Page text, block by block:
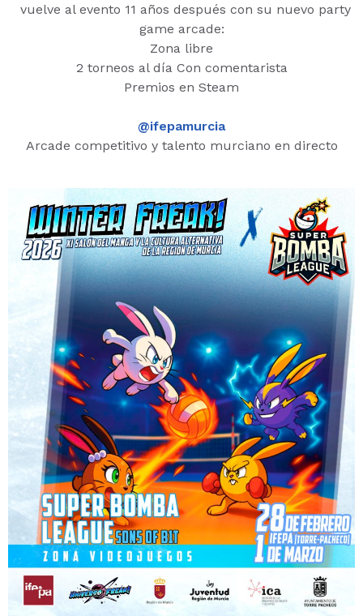
vuelve al evento 11 años después con su nuevo party
game arcade:
Zona libre
2 torneos al día Con comentarista
Premios en Steam
@ifepamurcia
Arcade competitivo y talento murciano en directo